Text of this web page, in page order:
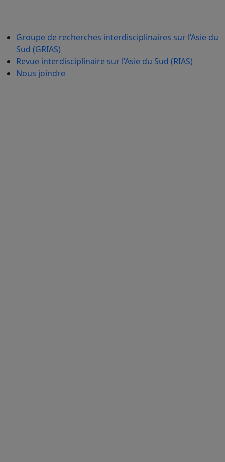
Groupe de recherches interdisciplinaires sur l’Asie du
Sud (GRIAS)
Revue interdisciplinaire sur l’Asie du Sud (RIAS)
Nous joindre